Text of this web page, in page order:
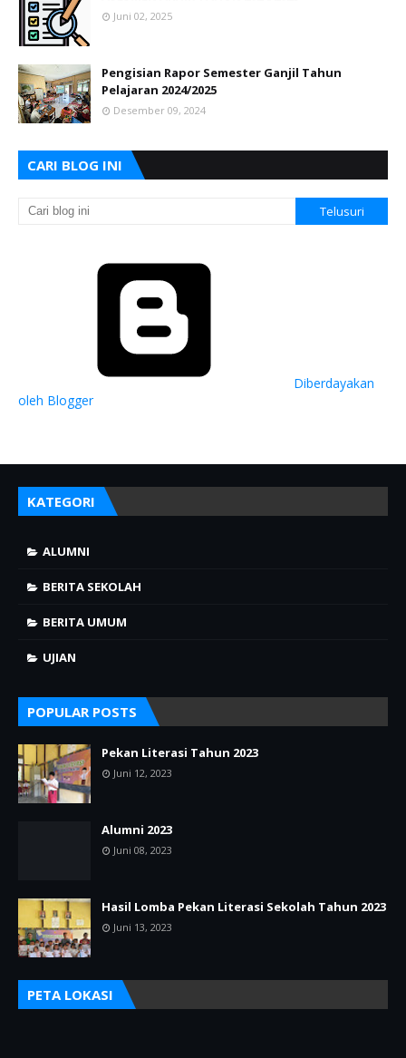
Juni 02, 2025
Pengisian Rapor Semester Ganjil Tahun
Pelajaran 2024/2025
Desember 09, 2024
CARI BLOG INI
Diberdayakan
oleh Blogger
KATEGORI
ALUMNI
BERITA SEKOLAH
BERITA UMUM
UJIAN
POPULAR POSTS
Pekan Literasi Tahun 2023
Juni 12, 2023
Alumni 2023
Juni 08, 2023
Hasil Lomba Pekan Literasi Sekolah Tahun 2023
Juni 13, 2023
PETA LOKASI